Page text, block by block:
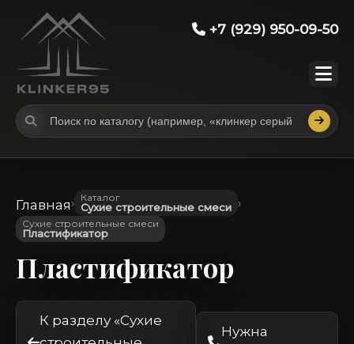
+7 (929) 950-09-50
Главная› Каталог
Сухие строительные смеси ›
Сухие строительные смеси
Пластификатор
Пластификатор
К разделу «Сухие
Нужна